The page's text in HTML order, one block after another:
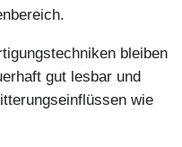
bleiben
gut lesbar und
wie